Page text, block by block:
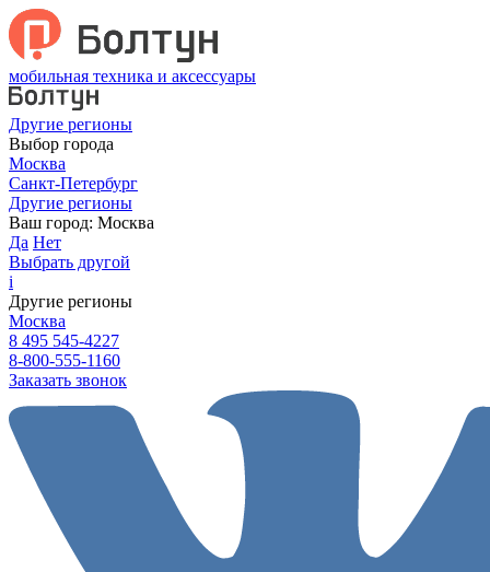
мобильная техника и аксессуары
Другие регионы
Выбор города
Москва
Санкт-Петербург
Другие регионы
Ваш город: Москва
Да Нет
Выбрать другой
i
Другие регионы
Москва
8 495 545-4227
8-800-555-1160
Заказать звонок